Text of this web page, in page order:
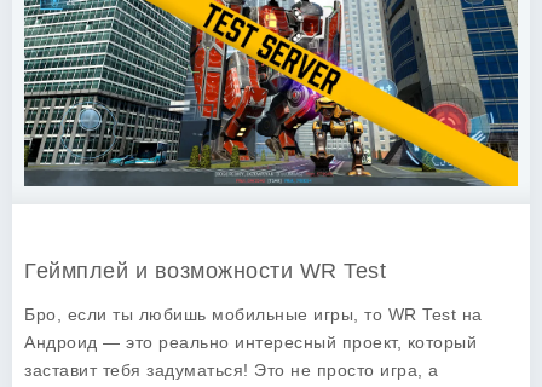
Геймплей и возможности WR Test
Бро, если ты любишь мобильные игры, то WR Test на
Андроид — это реально интересный проект, который
заставит тебя задуматься! Это не просто игра, а